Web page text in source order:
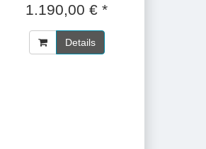
1.190,00 € *
Details